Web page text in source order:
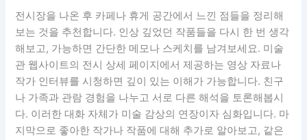
전시장을 나온 후 카페나 휴게 공간에서 느낀 점들을 정리해
보는 것을 추천합니다. 인상 깊었던 작품들을 다시 한 번 생각
해보고, 가능하면 간단한 메모나 스케치를 남겨보세요. 미술
관 웹사이트의 전시 상세 페이지에서 제공하는 영상 자료나
작가 인터뷰를 시청하면 깊이 있는 이해가 가능합니다. 친구
나 가족과 관람 경험을 나누고 서로 다른 해석을 토론해봅시
다. 이러한 대화 자체가 미술 감상의 연장이자 심화입니다. 마
지막으로 좋아한 작가나 작품에 대해 추가로 알아보고, 같은